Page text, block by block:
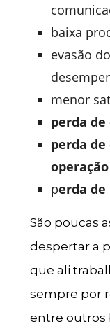
baixa
evasão
menor
perda
perda
perda de
São poucas
despertar a
que ali
sempre por
entre outros